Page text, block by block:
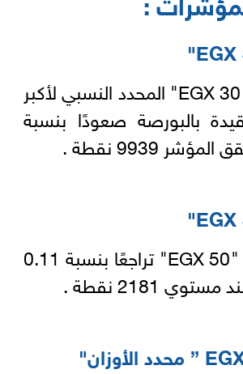
سجل مؤشر "EGX 30" المحدد النسبي لأكبر
بالبورصة صعودًا بنسبة
وسجل مؤشر "EGX 50" تراجعًا بنسبة 0.11
2181 نقطة .